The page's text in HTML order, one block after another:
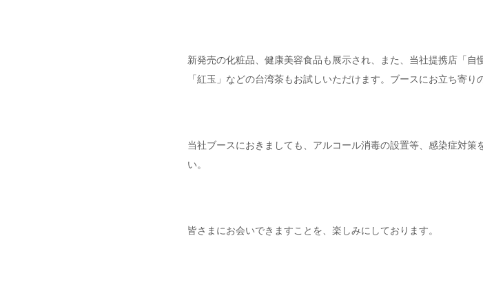
新発売の化粧品、健康美容食品も展示され、また、当社提携店「自
「紅玉」などの台湾茶もお試しいただけます。ブースにお立ち寄り
当社ブースにおきましても、アルコール消毒の設置等、感染症対
い。
皆さまにお会いできますことを、楽しみにしております。